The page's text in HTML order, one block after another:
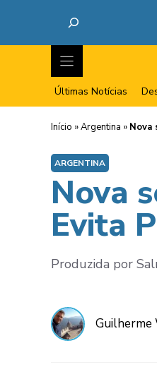
Últimas Notícias
Início »Argentina » Nova
ARGENTINA
Nova
Evita
Produzida por
Guilherme